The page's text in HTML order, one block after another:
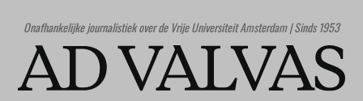
Onafhankelijke journalistiek over de Vrije Universiteit Amsterdam | Sinds 1953